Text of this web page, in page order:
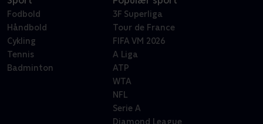
Fodbold
Håndbold
Cykling
Tennis
Badminton
3F Superliga
Tour de France
FIFA VM 2026
A Liga
ATP
WTA
NFL
Serie A
Diamond League